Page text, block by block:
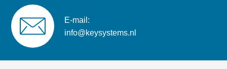
E-mail:
info@keysystems.nl